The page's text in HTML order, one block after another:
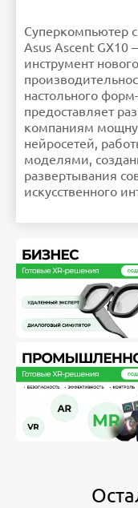
Суперкомпьютер
Asus Ascent GX10
инструмент
настольного
предоставляет
компаниям
нейросетей,
моделями,
развертывания
искусственного